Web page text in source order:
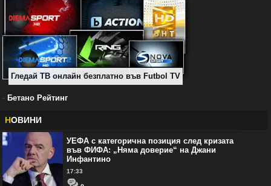
Гледай ТВ онлайн безплатно във Futbol TV
- Бетано Рейтинг
НОВИНИ
УЕФА с категорична позиция след кризата
във ФИФА: „Няма доверие“ на Джани
Инфантино
17:33